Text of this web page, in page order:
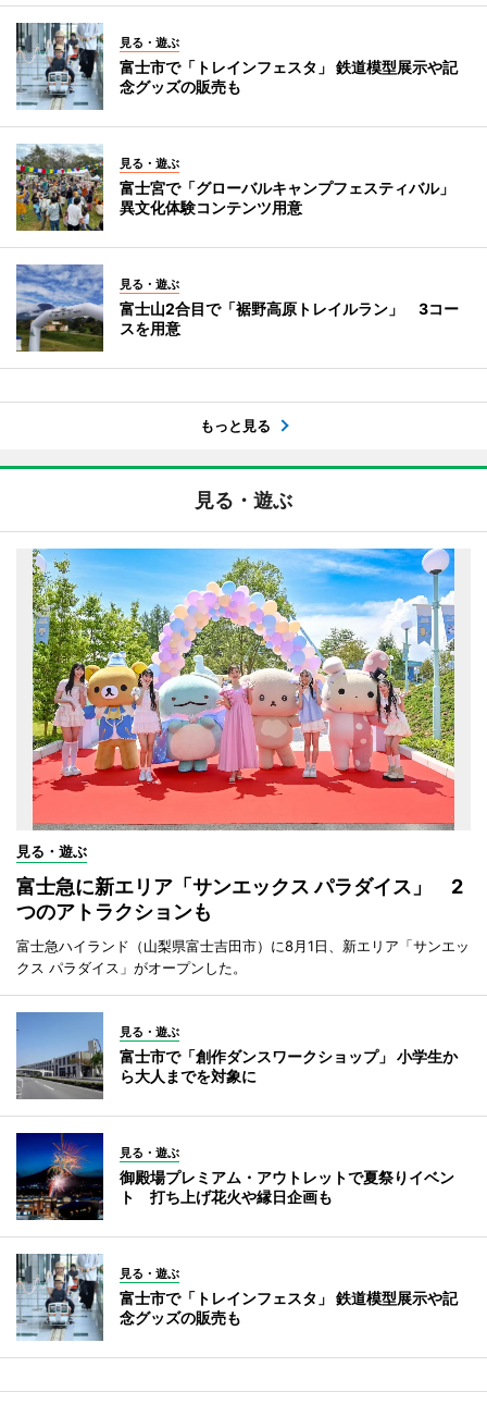
見る・遊ぶ
富士市で「トレインフェスタ」 鉄道模型展示や記
念グッズの販売も
見る・遊ぶ
富士宮で「グローバルキャンプフェスティバル」
異文化体験コンテンツ用意
見る・遊ぶ
富士山2合目で「裾野高原トレイルラン」 3コー
スを用意
もっと見る
見る・遊ぶ
見る・遊ぶ
富士急に新エリア「サンエックス パラダイス」 2
つのアトラクションも
富士急ハイランド（山梨県富士吉田市）に8月1日、新エリア「サンエッ
クス パラダイス」がオープンした。
見る・遊ぶ
富士市で「創作ダンスワークショップ」 小学生か
ら大人までを対象に
見る・遊ぶ
御殿場プレミアム・アウトレットで夏祭りイベン
ト 打ち上げ花火や縁日企画も
見る・遊ぶ
富士市で「トレインフェスタ」 鉄道模型展示や記
念グッズの販売も